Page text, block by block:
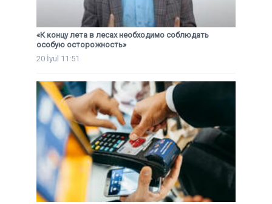
«К концу лета в лесах необходимо соблюдать
особую осторожность»
20 İyul 11:51